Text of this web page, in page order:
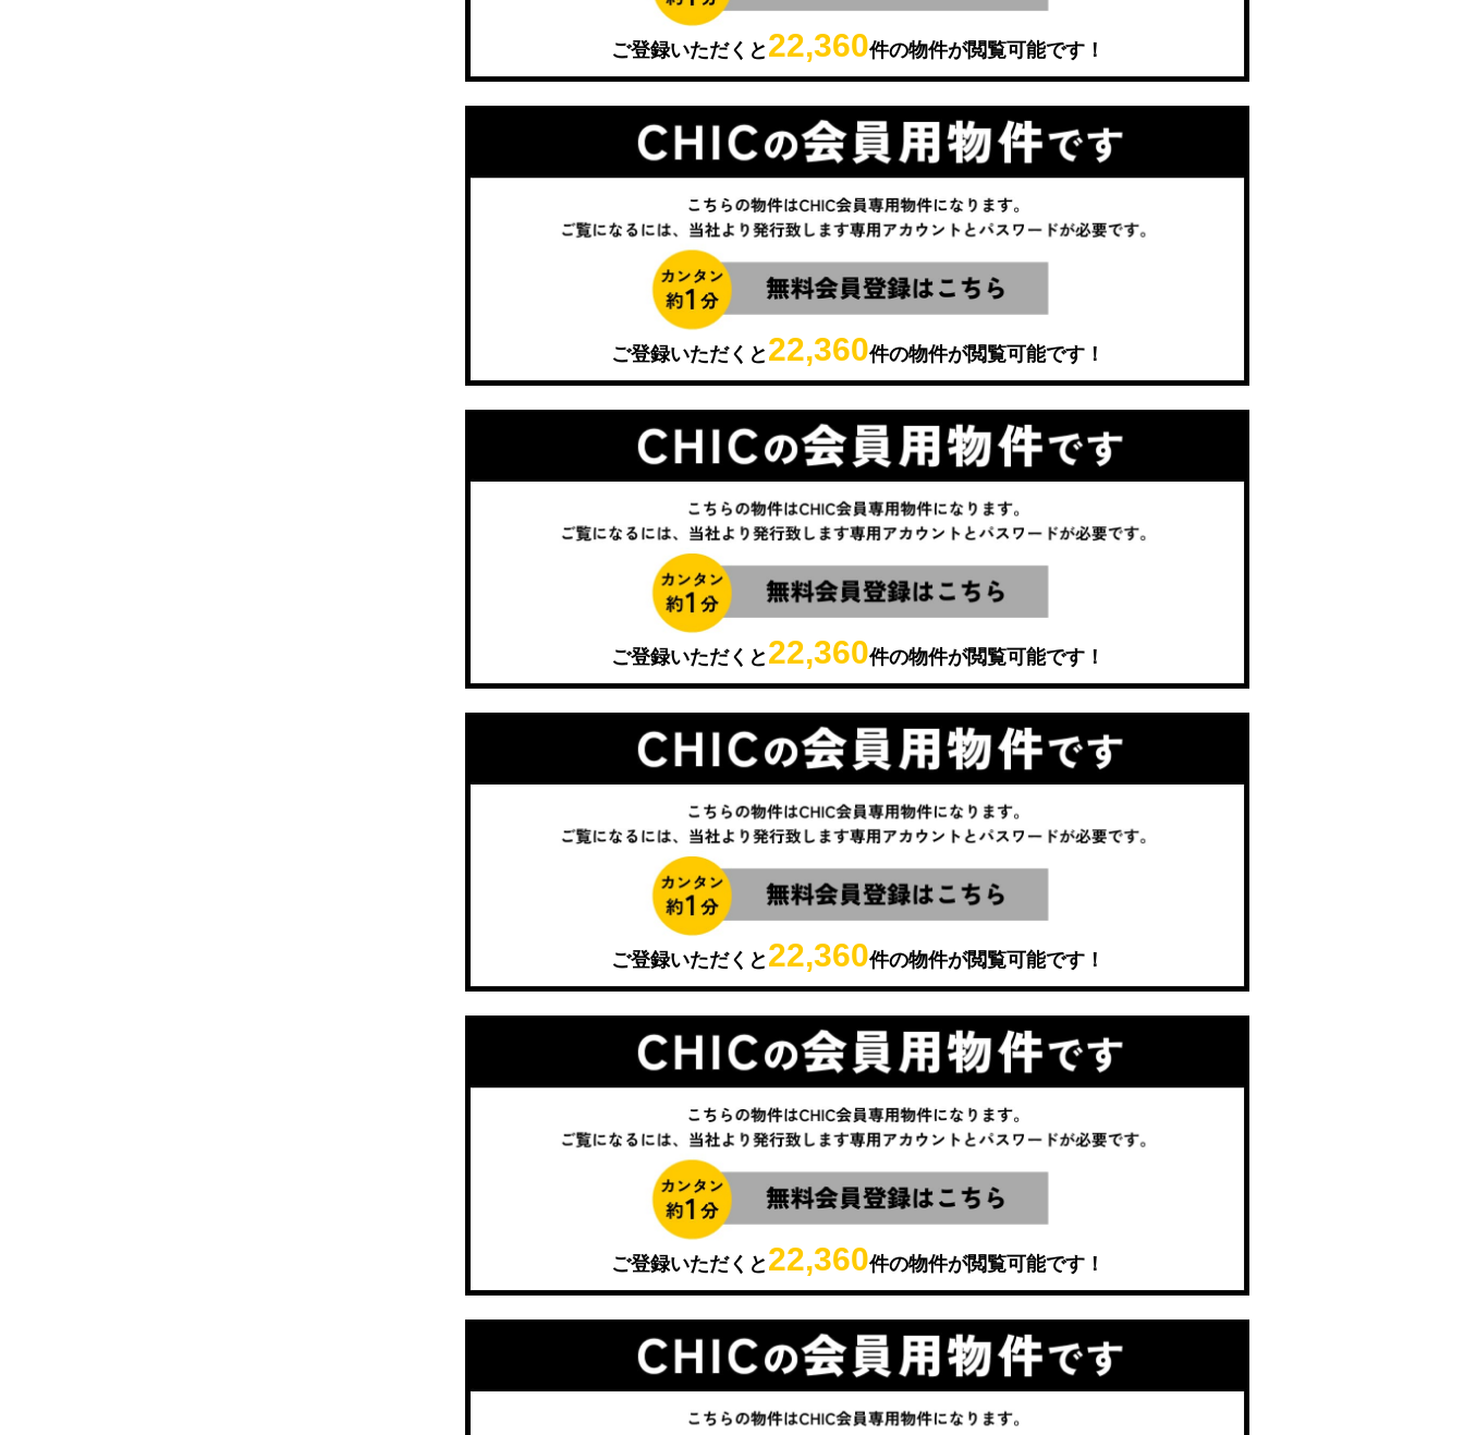
ご登録いただくと 22,360件の物件が閲覧可能です！
ご登録いただくと 22,360件の物件が閲覧可能です！
ご登録いただくと 22,360件の物件が閲覧可能です！
ご登録いただくと 22,360件の物件が閲覧可能です！
ご登録いただくと 22,360件の物件が閲覧可能です！